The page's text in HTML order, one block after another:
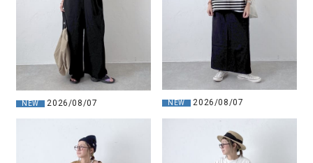
NEW 2026/08/07 NEW 2026/08/07